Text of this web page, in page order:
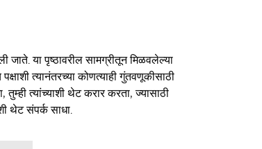
जाते. या पृष्ठावरील सामग्रीतून मिळवलेल्या
त्यानंतरच्या कोणत्याही गुंतवणूकीसाठी
तुम्ही त्यांच्याशी थेट करार करता, ज्यासाठी
थेट संपर्क साधा.